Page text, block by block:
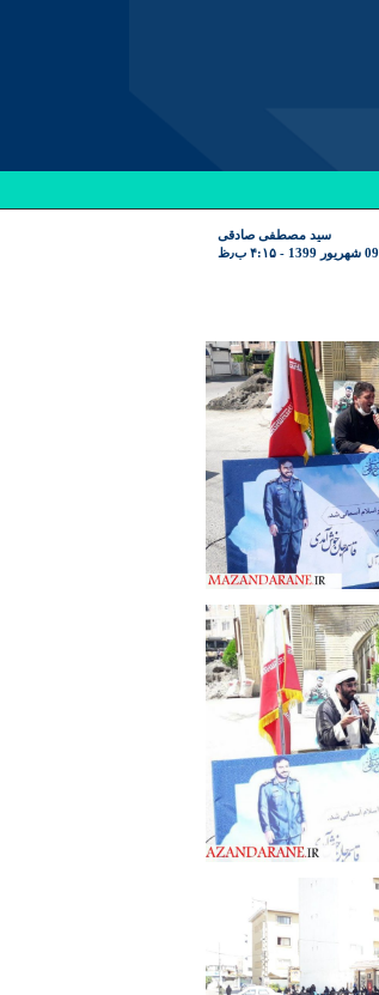
سید مصطفی صادقی
09 شهریور 1399 - ۴:۱۵ ب٫ظ